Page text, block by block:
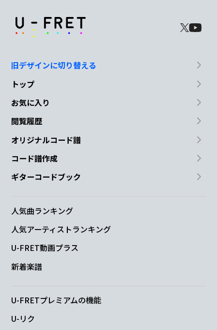
旧デザインに切り替える
トップ
お気に入り
閲覧履歴
オリジナルコード譜
コード譜作成
ギターコードブック
人気曲ランキング
人気アーティストランキング
U-FRET動画プラス
新着楽譜
U-FRETプレミアムの機能
U-リク